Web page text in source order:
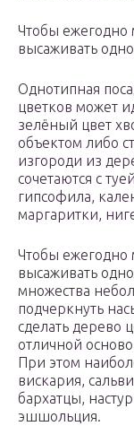
Чтобы
высаживать
Однотипная
цветков может
зелёный цвет
объектом либо
изгороди из
сочетаются с
гипсофила,
маргаритки,
Чтобы
высаживать
множества
подчеркнуть
сделать дерево
отличной
При этом
вискария,
бархатцы,
эшшольция.